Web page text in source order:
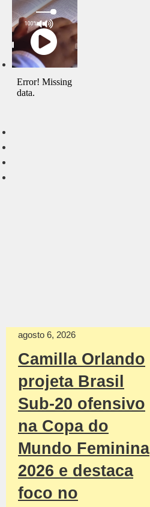
agosto 6, 2026
Camilla Orlando
projeta Brasil
Sub-20 ofensivo
na Copa do
Mundo Feminina
2026 e destaca
foco no